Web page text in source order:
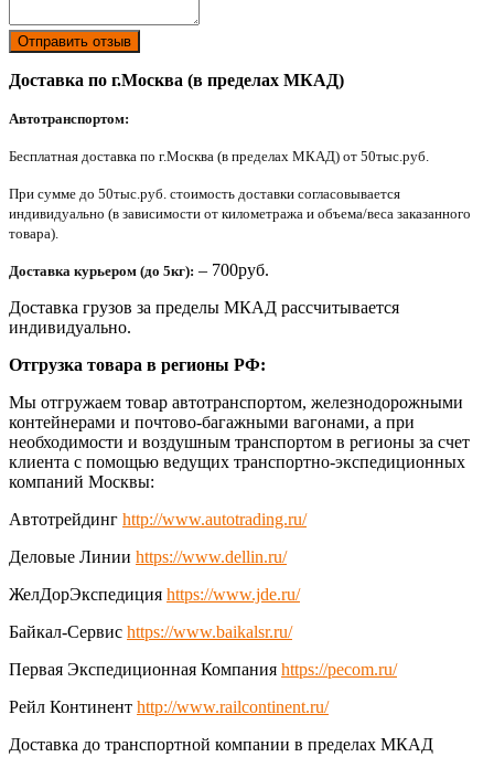
Отправить отзыв
Доставка по г.Москва (в пределах МКАД)
Автотранспортом:
Бесплатная доставка по г.Москва (в пределах МКАД) от 50тыс.руб.
При сумме до 50тыс.руб. стоимость доставки согласовывается
индивидуально (в зависимости от километража и объема/веса заказанного
товара).
Доставка курьером (до 5кг): – 700руб.
Доставка грузов за пределы МКАД рассчитывается
индивидуально.
Отгрузка товара в регионы РФ:
Мы отгружаем товар автотранспортом, железнодорожными
контейнерами и почтово-багажными вагонами, а при
необходимости и воздушным транспортом в регионы за счет
клиента с помощью ведущих транспортно-экспедиционных
компаний Москвы:
Автотрейдинг http://www.autotrading.ru/
Деловые Линии https://www.dellin.ru/
ЖелДорЭкспедиция https://www.jde.ru/
Байкал-Сервис https://www.baikalsr.ru/
Первая Экспедиционная Компания https://pecom.ru/
Рейл Континент http://www.railcontinent.ru/
Доставка до транспортной компании в пределах МКАД